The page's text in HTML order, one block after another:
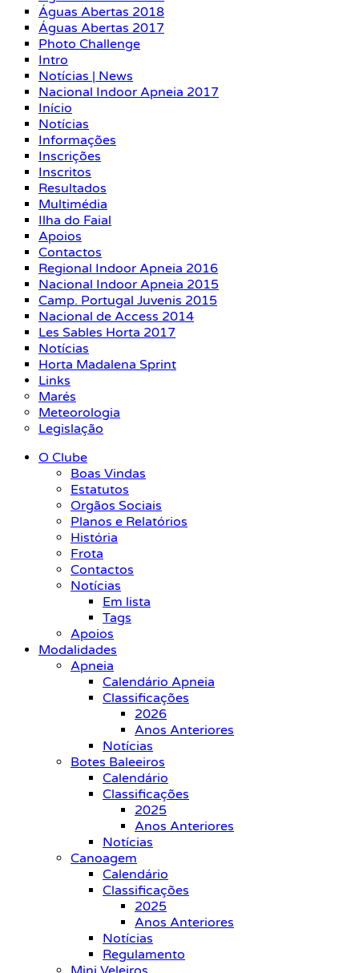
Águas Abertas 2018
Águas Abertas 2017
Photo Challenge
Intro
Notícias | News
Nacional Indoor Apneia 2017
Início
Notícias
Informações
Inscrições
Inscritos
Resultados
Multimédia
Ilha do Faial
Apoios
Contactos
Regional Indoor Apneia 2016
Nacional Indoor Apneia 2015
Camp. Portugal Juvenis 2015
Nacional de Access 2014
Les Sables Horta 2017
Notícias
Horta Madalena Sprint
Links
Marés
Meteorologia
Legislação
O Clube
Boas Vindas
Estatutos
Orgãos Sociais
Planos e Relatórios
História
Frota
Contactos
Notícias
Em lista
Tags
Apoios
Modalidades
Apneia
Calendário Apneia
Classificações
2026
Anos Anteriores
Notícias
Botes Baleeiros
Calendário
Classificações
2025
Anos Anteriores
Notícias
Canoagem
Calendário
Classificações
2025
Anos Anteriores
Notícias
Regulamento